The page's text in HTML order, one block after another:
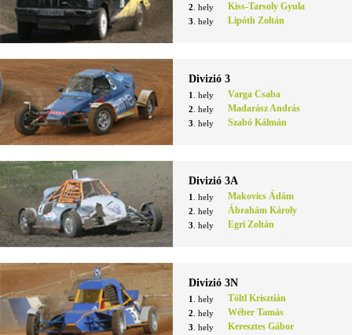
2 . hely Kiss-Tarsoly Gyula
3 . hely Lipóth Zoltán
Divizió 3
1 . hely Varga Csaba
2 . hely Madarász András
3 . hely Szabó Kálmán
Divizió 3A
1 . hely Makovics Ádám
2 . hely Ábrahám Károly
3 . hely Egri Zoltán
Divizió 3N
1 . hely Töltl Krisztián
2 . hely Wéber Tamás
3 . hely Keresztes Gábor